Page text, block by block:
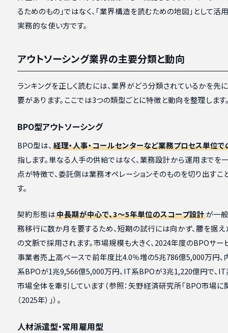
るためのもの」ではなく、「業界構造を読むための地図」として活
実務的な使い方です。
アウトソーシング業界の主要分類と動向
ランキングを正しく読むには、業界がどう分類されているかを先
要があります。ここでは3つの類型ごとに特徴と動向を整理します
BPO型アウトソーシング
BPO型は、 経理・人事・コールセンターなど業務プロセス単位
指します。単なる人手の供給ではなく、業務設計から運用までを
点が特徴で、委託側は業務オペレーションそのものを切り出すこ
す。
契約形態は中長期が中心で、3〜5年単位のスコープ設計が一
務移行に数か月を要するため、短期の試行には向かず、腰を据
の文脈で採用されます。市場規模も大きく、2024年度のBPOサ
事業者売上高ベースで前年度比4.0％増の5兆786億5,000万円
系BPOが1兆9,566億5,000万円、IT系BPOが3兆1,220億円で、
市場全体を牽引しています（参照：矢野経済研究所「BPO市場に
（2025年）」）。
人材派遣型・常用雇用型